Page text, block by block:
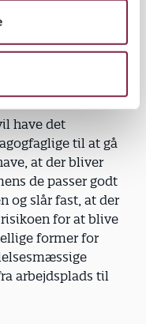
mange andre
på
Karsten
have det
til at gå
at der bliver
de passer godt
og slår fast, at der
for at blive
former for
arbejdsplads til